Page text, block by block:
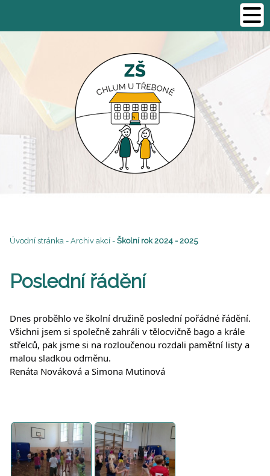
Úvodní stránka - Archiv akcí - Školní rok 2024 - 2025
Poslední řádění
Dnes proběhlo ve školní družině poslední pořádné řádění.
Všichni jsem si společně zahráli v tělocvičně bago a krále
střelců, pak jsme si na rozloučenou rozdali pamětní listy a
malou sladkou odměnu.
Renáta Nováková a Simona Mutinová